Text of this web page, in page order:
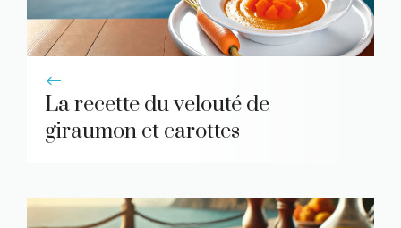
La recette du velouté de
giraumon et carottes